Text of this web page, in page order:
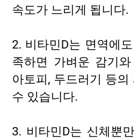
속도가 느리게 됩니다.
2. 비타민D는 면역에
족하면 가벼운 감기
아토피, 두드러기 등의
수 있습니다.
3. 비타민D는 신체뿐